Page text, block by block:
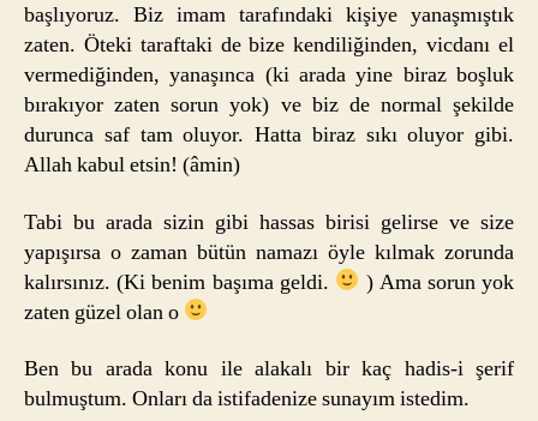
başlıyoruz. Biz imam tarafındaki kişiye yanaşmıştık
zaten. Öteki taraftaki de bize kendiliğinden, vicdanı el
vermediğinden, yanaşınca (ki arada yine biraz boşluk
bırakıyor zaten sorun yok) ve biz de normal şekilde
durunca saf tam oluyor. Hatta biraz sıkı oluyor gibi.
Allah kabul etsin! (âmin)
Tabi bu arada sizin gibi hassas birisi gelirse ve size
yapışırsa o zaman bütün namazı öyle kılmak zorunda
kalırsınız. (Ki benim başıma geldi.
) Ama sorun yok
zaten güzel olan o
Ben bu arada konu ile alakalı bir kaç hadis-i şerif
bulmuştum. Onları da istifadenize sunayım istedim.